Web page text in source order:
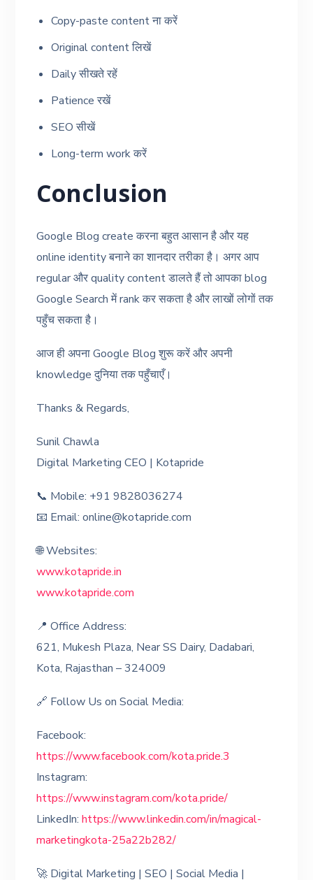
Copy-paste content ना करें
Original content लिखें
Daily सीखते रहें
Patience रखें
SEO सीखें
Long-term work करें
Conclusion
Google Blog create करना बहुत आसान है और यह
online identity बनाने का शानदार तरीका है। अगर आप
regular और quality content डालते हैं तो आपका blog
Google Search में rank कर सकता है और लाखों लोगों तक
पहुँच सकता है।
आज ही अपना Google Blog शुरू करें और अपनी
knowledge दुनिया तक पहुँचाएँ।
Thanks & Regards,
Sunil Chawla
Digital Marketing CEO | Kotapride
📞 Mobile: +91 9828036274
📧 Email: online@kotapride.com
🌐 Websites:
www.kotapride.in
www.kotapride.com
📍 Office Address:
621, Mukesh Plaza, Near SS Dairy, Dadabari,
Kota, Rajasthan – 324009
🔗 Follow Us on Social Media:
Facebook:
https://www.facebook.com/kota.pride.3
Instagram:
https://www.instagram.com/kota.pride/
LinkedIn: https://www.linkedin.com/in/magical-
marketingkota-25a22b282/
🚀 Digital Marketing | SEO | Social Media |